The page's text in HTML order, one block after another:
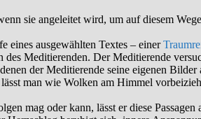
sie angeleitet wird, um auf diesem
eines ausgewählten Textes – einer
Meditierenden. Der Meditierende
der Meditierende seine eigenen
man wie Wolken am Himmel
mag oder kann, lässt er diese